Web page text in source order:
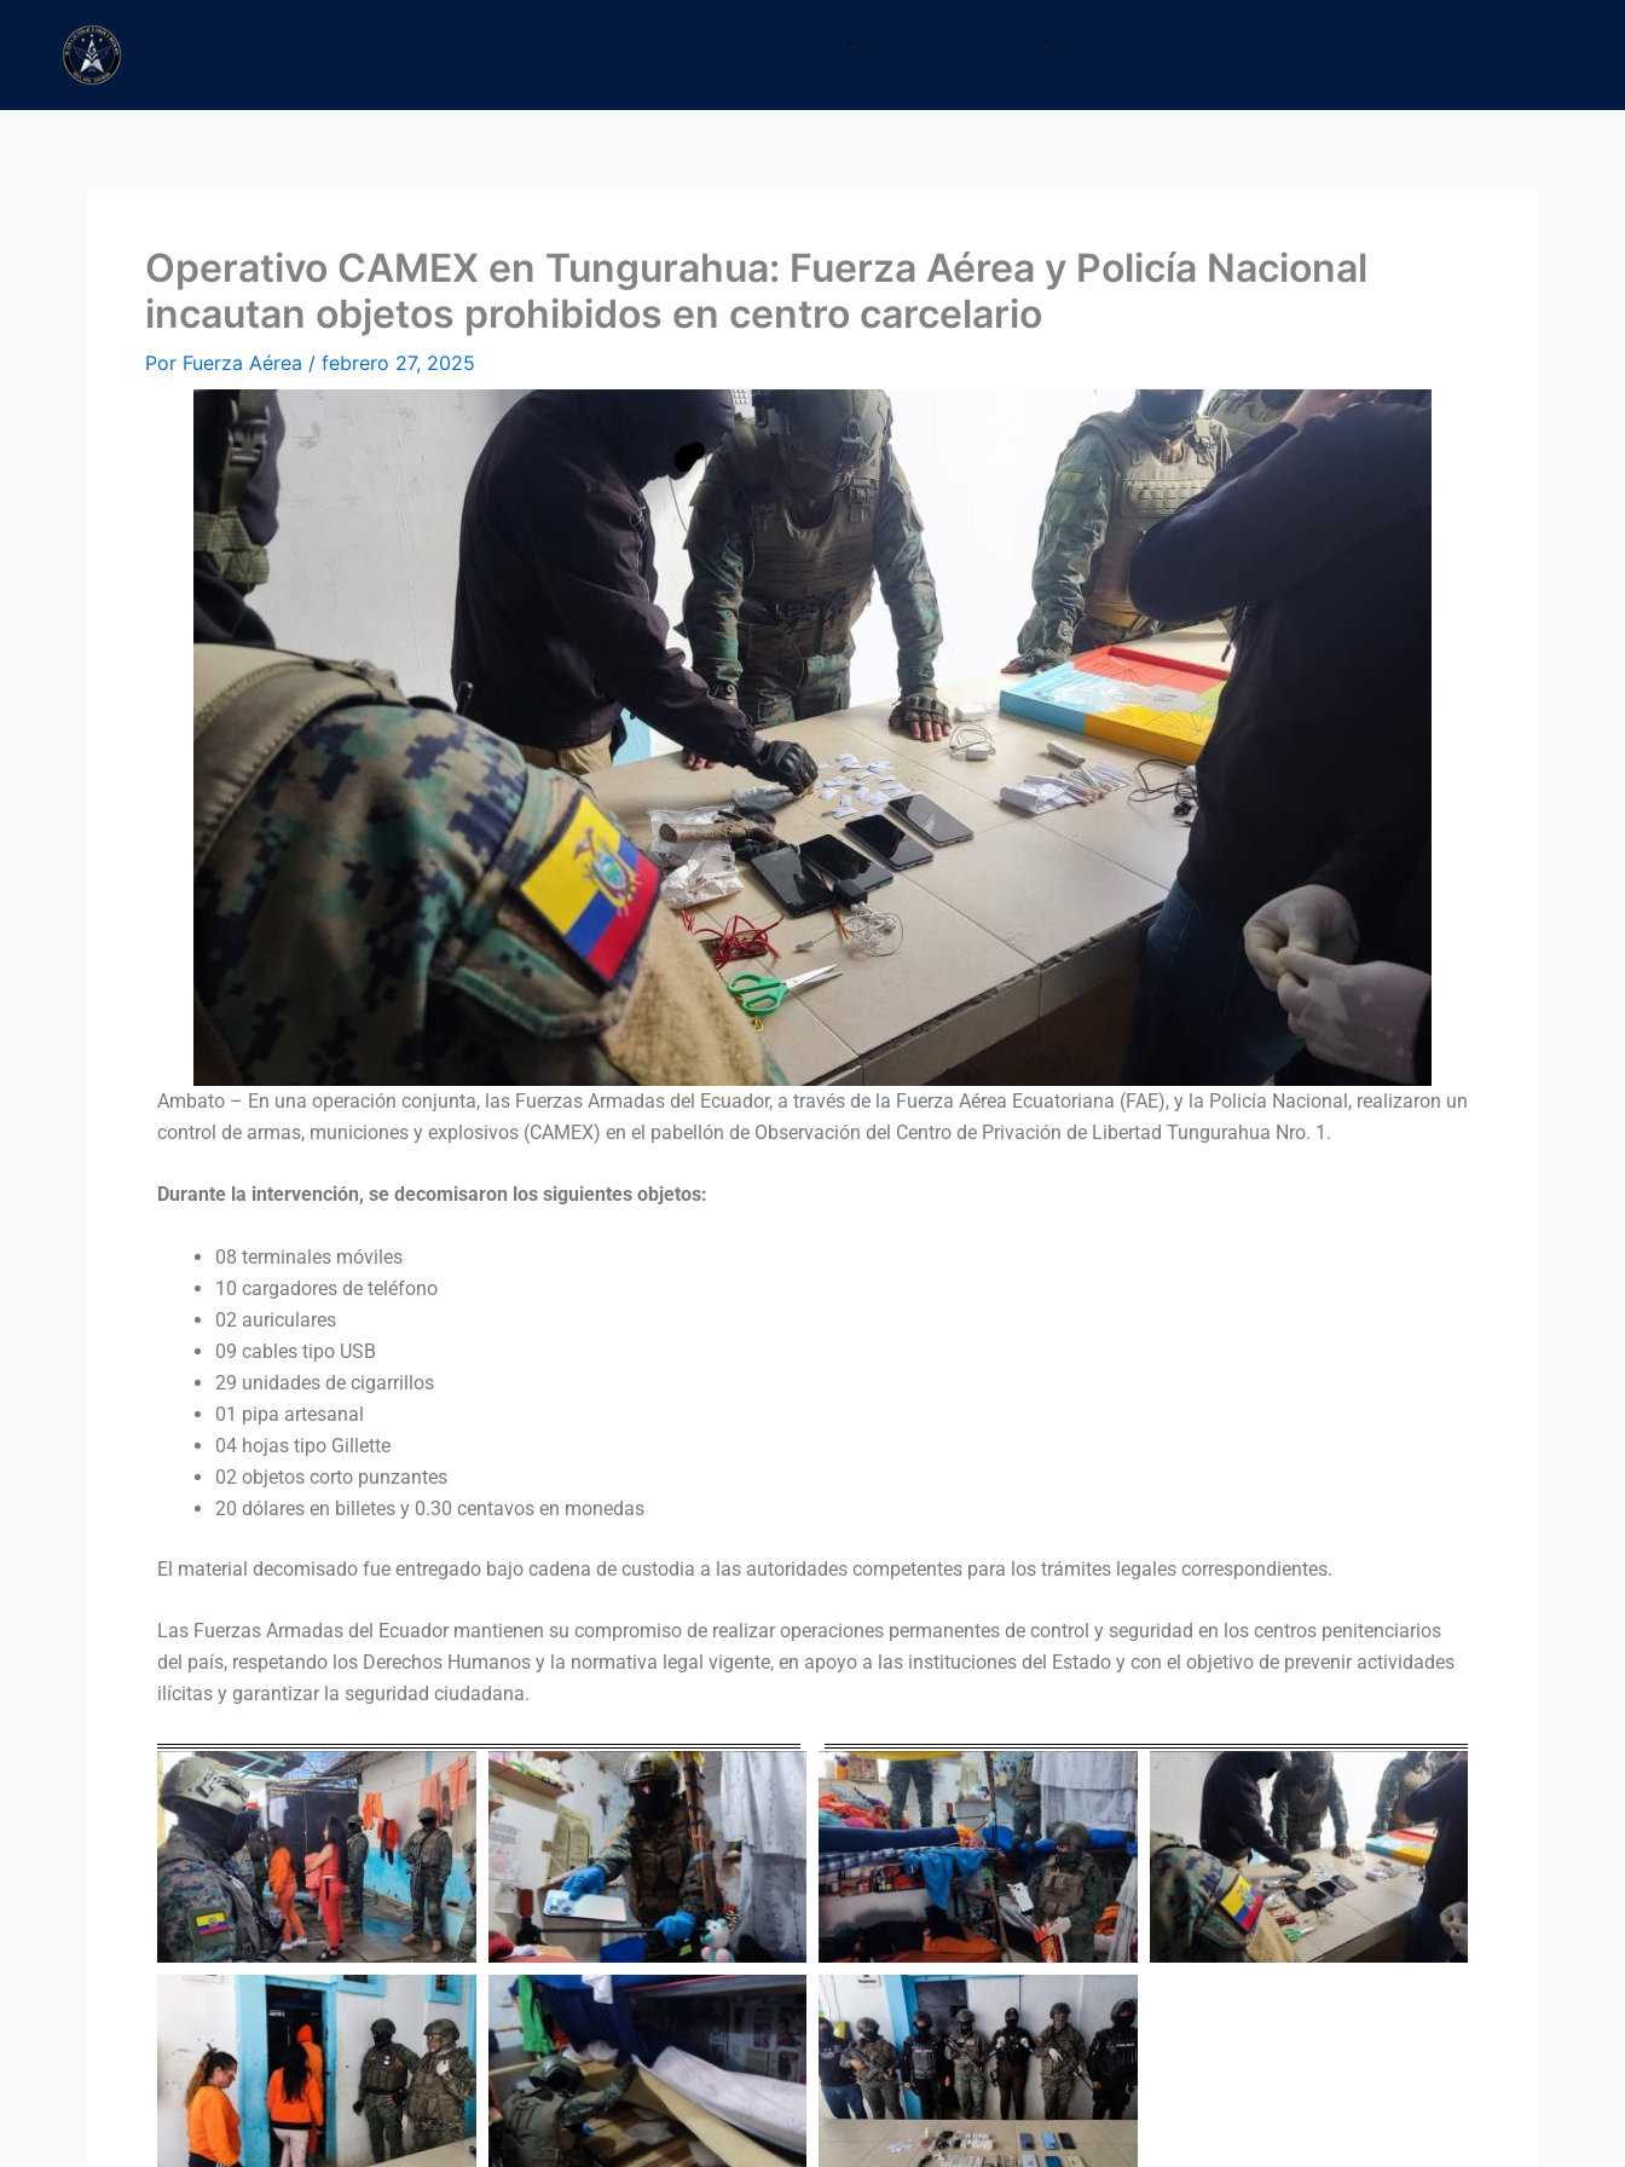
contenido
Operativo CAMEX en Tungurahua: Fuerza Aérea y Policía Nacional
incautan objetos prohibidos en centro carcelario
Por Fuerza Aérea / febrero 27, 2025
Ambato – En una operación conjunta, las Fuerzas Armadas del Ecuador, a través de la Fuerza Aérea Ecuatoriana (FAE), y la Policía Nacional, realizaron un
control de armas, municiones y explosivos (CAMEX) en el pabellón de Observación del Centro de Privación de Libertad Tungurahua Nro. 1.
Durante la intervención, se decomisaron los siguientes objetos:
08 terminales móviles
10 cargadores de teléfono
02 auriculares
09 cables tipo USB
29 unidades de cigarrillos
01 pipa artesanal
04 hojas tipo Gillette
02 objetos corto punzantes
20 dólares en billetes y 0.30 centavos en monedas
El material decomisado fue entregado bajo cadena de custodia a las autoridades competentes para los trámites legales correspondientes.
Las Fuerzas Armadas del Ecuador mantienen su compromiso de realizar operaciones permanentes de control y seguridad en los centros penitenciarios
del país, respetando los Derechos Humanos y la normativa legal vigente, en apoyo a las instituciones del Estado y con el objetivo de prevenir actividades
ilícitas y garantizar la seguridad ciudadana.